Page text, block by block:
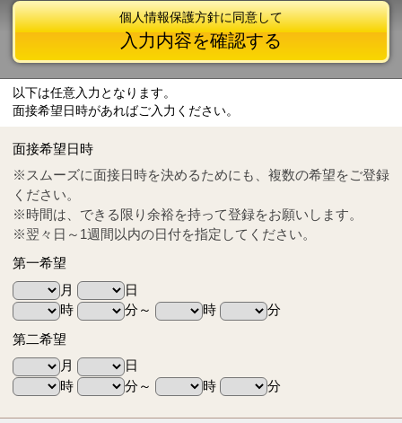
Tel
0570-55-0314
個人情報保護方針に同意して
入力内容を確認する
以下は任意入力となります。
面接希望日時があればご入力ください。
面接希望日時
※スムーズに面接日時を決めるためにも、複数の希望をご登録
ください。
※時間は、できる限り余裕を持って登録をお願いします。
※翌々日～1週間以内の日付を指定してください。
第一希望
月
日
時
分～ 時
分
第二希望
月
日
時
分～ 時 分